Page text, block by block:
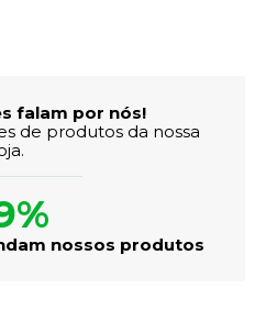
falam por nós!
de produtos da nossa
nossos produtos